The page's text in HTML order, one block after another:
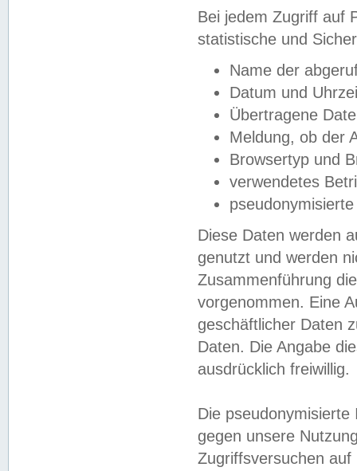
Bei jedem Zugriff auf
statistische und
Name der
Datum und
Übertragene
Meldung, ob der
Browsertyp und
verwendetes
Diese Daten werden
genutzt und werden
Zusammenführung
vorgenommen. Eine
geschäftlicher Daten
Daten. Die Angabe
ausdrücklich freiwillig.
Die
gegen unsere
Zugriffsversuchen